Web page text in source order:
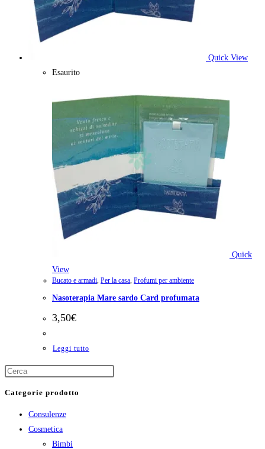
Quick View
Esaurito
Quick
View
Bucato e armadi Per la casa Profumi per ambiente
Nasoterapia Mare sardo Card profumata
3,50€
Leggi tutto
Categorie prodotto
Consulenze
Cosmetica
Bimbi